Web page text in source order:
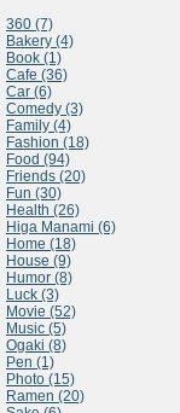
360 (7)
Bakery (4)
Book (1)
Cafe (36)
Car (6)
Comedy (3)
Family (4)
Fashion (18)
Food (94)
Friends (20)
Fun (30)
Health (26)
Higa Manami (6)
Home (18)
House (9)
Humor (8)
Luck (3)
Movie (52)
Music (5)
Ogaki (8)
Pen (1)
Photo (15)
Ramen (20)